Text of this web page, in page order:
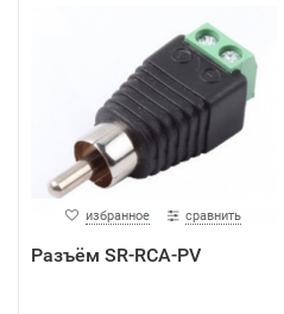
избранное сравнить
Разъём SR-RCA-PV